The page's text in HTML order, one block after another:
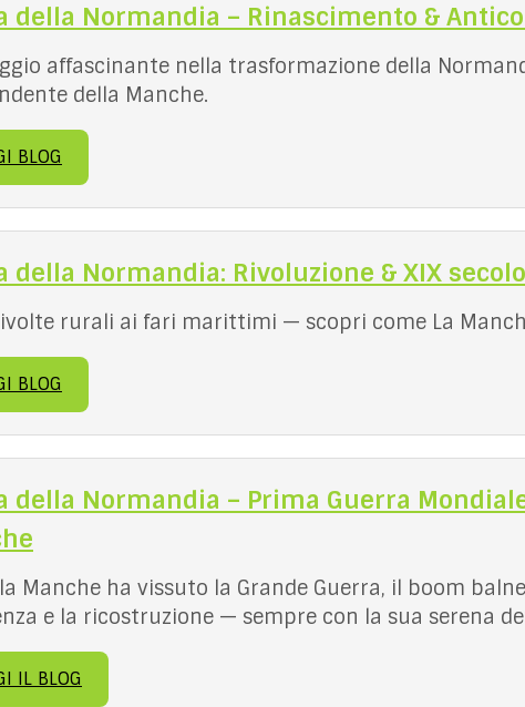
della Normandia – Rinascimento &
affascinante nella trasformazione della
della Manche.
BLOG
della Normandia: Rivoluzione & XIX secolo
rurali ai fari marittimi — scopri come La
BLOG
della Normandia – Prima Guerra
Manche ha vissuto la Grande Guerra, il boom
e la ricostruzione — sempre con la sua serena
IL BLOG